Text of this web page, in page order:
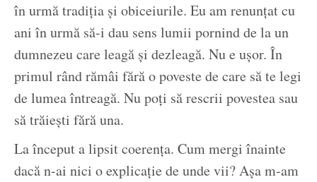
în urmă tradiția și obiceiurile. Eu am renunțat cu
ani în urmă să-i dau sens lumii pornind de la un
dumnezeu care leagă și dezleagă. Nu e ușor. În
primul rând rămâi fără o poveste de care să te legi
de lumea întreagă. Nu poți să rescrii povestea sau
să trăiești fără una.
La început a lipsit coerența. Cum mergi înainte
dacă n-ai nici o explicație de unde vii? Așa m-am